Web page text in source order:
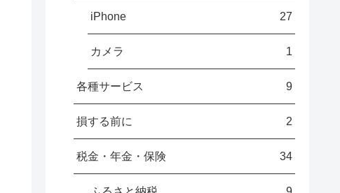
iPhone 27
カメラ 1
各種サービス 9
損する前に 2
税金・年金・保険 34